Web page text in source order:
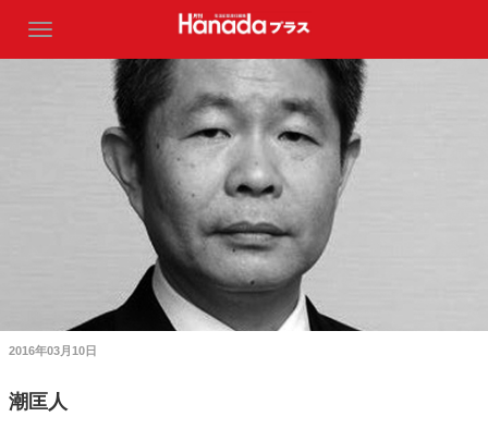
2016年03月10日
潮匡人